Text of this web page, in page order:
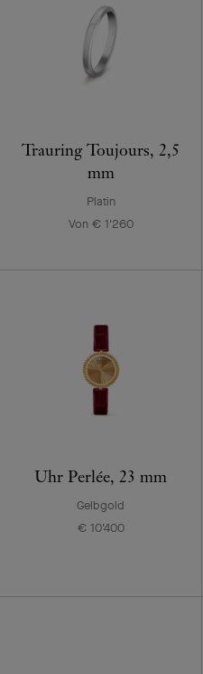
Trauring Toujours, 2,5
mm
Platin
Von € 1'260
Uhr Perlée, 23 mm
Gelbgold
€ 10'400